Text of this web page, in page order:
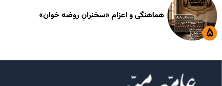
هماهنگی و اعزام «سخنرانِ روضه خوان»